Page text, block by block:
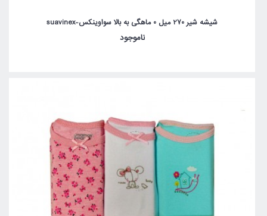
شیشه شیر 270 میل 0 ماهگی به بالا سواوینکس-suavinex
ناموجود